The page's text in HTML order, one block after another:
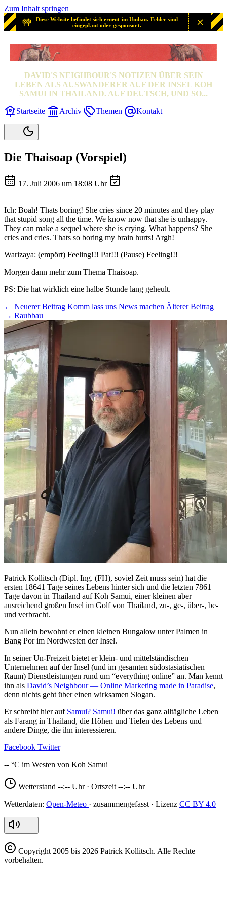
Zum Inhalt springen
Diese Website befindet sich erneut im Umbau. Fehler sind
eingeplant oder gesponsort.
SAMUI? SAMUI!
DAVID'S NEIGHBOUR'S NOTIZEN ÜBER SEIN
LEBEN ALS AUSWANDERER AUF DER INSEL KOH
SAMUI IN THAILAND. AUF DEUTSCH, UND SO...
Startseite Archiv Themen Kontakt
Die Thaisoap (Vorspiel)
17. Juli 2006 um 18:08 Uhr
Ich: Boah! Thats boring! She cries since 20 minutes and they play
that stupid song all the time. We know now that she is unhappy.
They can make a sequel where she is crying. What happens? She
cries and cries. Thats so boring my brain hurts! Argh!
Warizaya: (empört) Feeling!!! Pat!!! (Pause) Feeling!!!
Morgen dann mehr zum Thema Thaisoap.
PS: Die hat wirklich eine halbe Stunde lang geheult.
← Neuerer Beitrag Komm lass uns News machen Älterer Beitrag
→ Raubbau
Patrick Kollitsch (Dipl. Ing. (FH), soviel Zeit muss sein) hat die
ersten 18641 Tage seines Lebens hinter sich und die letzten 7861
Tage davon in Thailand auf Koh Samui, einer kleinen aber
ausreichend großen Insel im Golf von Thailand, zu-, ge-, über-, be-
und verbracht.
Nun allein bewohnt er einen kleinen Bungalow unter Palmen in
Bang Por im Nordwesten der Insel.
In seiner Un-Freizeit bietet er klein- und mittelständischen
Unternehmen auf der Insel (und im gesamten südostasiatischen
Raum) Dienstleistungen rund um “everything online” an. Man kennt
ihn als David’s Neighbour — Online Marketing made in Paradise,
denn nichts geht über einen wirksamen Slogan.
Er schreibt hier auf Samui? Samui! über das ganz alltägliche Leben
als Farang in Thailand, die Höhen und Tiefen des Lebens und
andere Dinge, die ihn interessieren.
Facebook Twitter
--
Wetterstand --:-- Uhr · Ortszeit --:-- Uhr
Open-Meteo
CC BY 4.0
Copyright 2005 bis 2026 Patrick Kollitsch. Alle Rechte
vorbehalten.